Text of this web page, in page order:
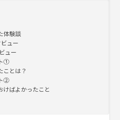
体験談
ュー
ュー
①
ことは？
②
けばよかったこと